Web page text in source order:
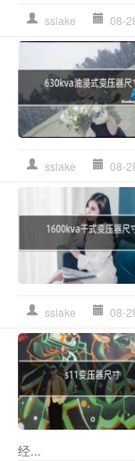
sslake 08-
sslake 08-
sslake 08-
经...